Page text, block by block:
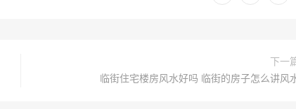
下一
临街住宅楼房风水好吗 临街的房子怎么讲风